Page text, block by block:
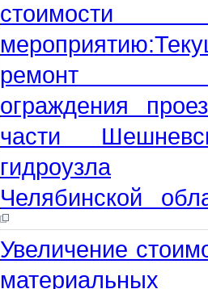
стоимости
ремонт
ограждения
части
гидроузла
Челябинской
Увеличение
материальных